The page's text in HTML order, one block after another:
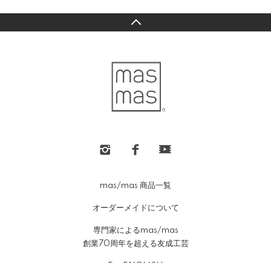
mas/mas 商品一覧
オーダーメイドについて
専門家によるmas/mas
創業70周年を超える友成工芸